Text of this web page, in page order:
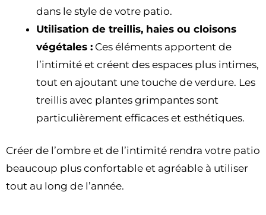
dans le style de votre patio.
Utilisation de treillis, haies ou cloisons
végétales : Ces éléments apportent de
l’intimité et créent des espaces plus intimes,
tout en ajoutant une touche de verdure. Les
treillis avec plantes grimpantes sont
particulièrement efficaces et esthétiques.
Créer de l’ombre et de l’intimité rendra votre patio
beaucoup plus confortable et agréable à utiliser
tout au long de l’année.